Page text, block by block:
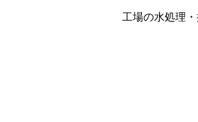
工場の水処理